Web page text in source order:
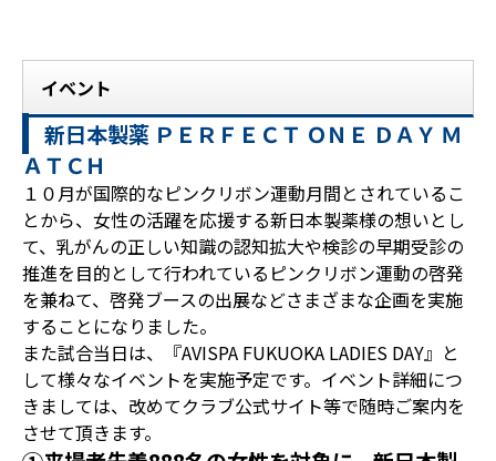
イベント
新日本製薬 ＰＥＲＦＥＣＴ ＯＮＥ ＤＡＹ Ｍ
ＡＴＣＨ
１０月が国際的なピンクリボン運動月間とされているこ
とから、女性の活躍を応援する新日本製薬様の想いとし
て、乳がんの正しい知識の認知拡大や検診の早期受診の
推進を目的として行われているピンクリボン運動の啓発
を兼ねて、啓発ブースの出展などさまざまな企画を実施
することになりました。
また試合当日は、『AVISPA FUKUOKA LADIES DAY』と
して様々なイベントを実施予定です。イベント詳細につ
きましては、改めてクラブ公式サイト等で随時ご案内を
させて頂きます。